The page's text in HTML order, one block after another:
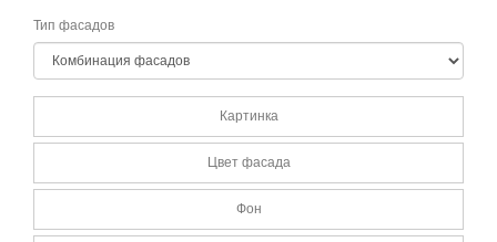
Тип фасадов
Картинка
Цвет фасада
Фон